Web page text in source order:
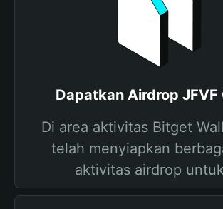
Dapatkan Airdrop JFVF
Di area aktivitas Bitget
telah menyiapkan
aktivitas airdrop